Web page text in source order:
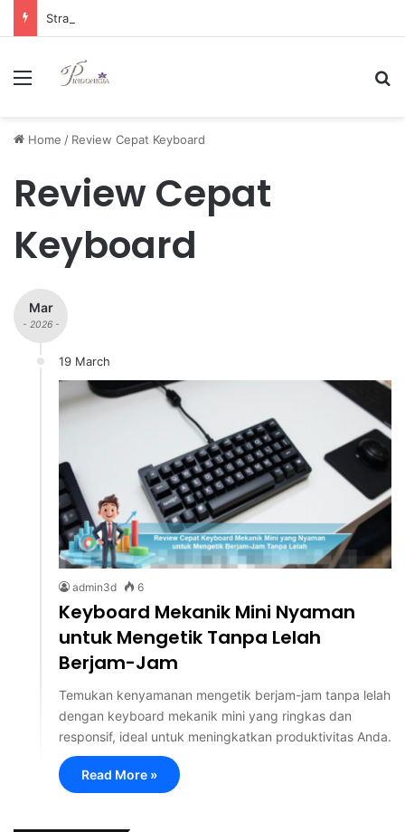
Menu
Home / Review Cepat Keyboard
Review Cepat
Keyboard
Mar
- 2026 -
19 March
admin3d 6
Keyboard Mekanik Mini Nyaman
untuk Mengetik Tanpa Lelah
Berjam-Jam
Temukan kenyamanan mengetik berjam-jam tanpa lelah
dengan keyboard mekanik mini yang ringkas dan
responsif, ideal untuk meningkatkan produktivitas Anda.
Read More »